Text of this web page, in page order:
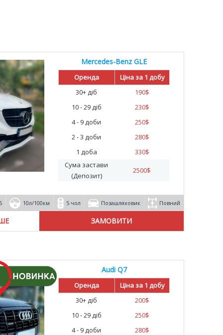
Mercedes-Benz GLE
Оренда
Ціна за 1 добу
30+ діб
190$
10 - 29 діб
230$
4 - 9 доби
250$
2 - 3 доби
280$
1 доба
330$
Сума застави
(Депозит)
2500$
10л/100км 5 чол Позашляховик Повний
Audi Q7
Оренда
Ціна за 1 добу
30+ діб
200$
10 - 29 діб
250$
4 - 9 доби
280$